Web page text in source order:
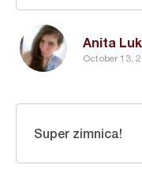
Anita
October 13,
Super zimnica!